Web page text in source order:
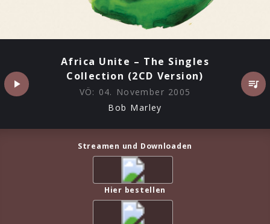
Africa Unite – The Singles
Collection (2CD Version)
VÖ: 04. November 2005
Bob Marley
Streamen und Downloaden
Hier bestellen